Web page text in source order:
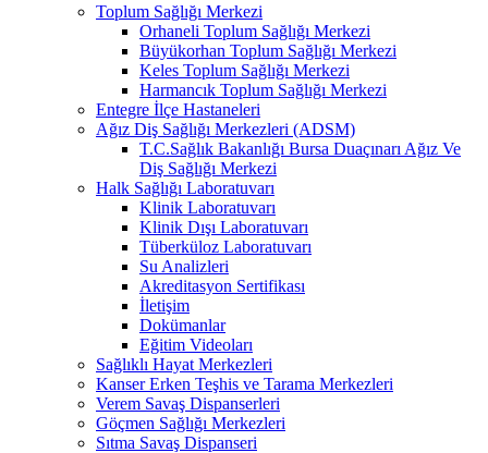
Toplum Sağlığı Merkezi
Orhaneli Toplum Sağlığı Merkezi
Büyükorhan Toplum Sağlığı Merkezi
Keles Toplum Sağlığı Merkezi
Harmancık Toplum Sağlığı Merkezi
Entegre İlçe Hastaneleri
Ağız Diş Sağlığı Merkezleri (ADSM)
T.C.Sağlık Bakanlığı Bursa Duaçınarı Ağız Ve
Diş Sağlığı Merkezi
Halk Sağlığı Laboratuvarı
Klinik Laboratuvarı
Klinik Dışı Laboratuvarı
Tüberküloz Laboratuvarı
Su Analizleri
Akreditasyon Sertifikası
İletişim
Dokümanlar
Eğitim Videoları
Sağlıklı Hayat Merkezleri
Kanser Erken Teşhis ve Tarama Merkezleri
Verem Savaş Dispanserleri
Göçmen Sağlığı Merkezleri
Sıtma Savaş Dispanseri